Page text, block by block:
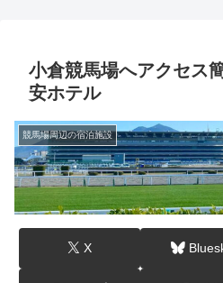
小倉競馬場へアクセス
安ホテル
競馬場周辺の宿泊施設
X